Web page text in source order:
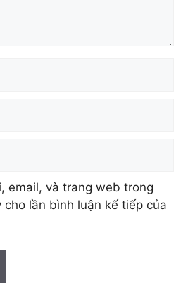
email, và trang web trong
lần bình luận kế tiếp của